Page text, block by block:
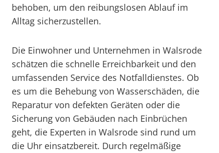
behoben, um den reibungslosen Ablauf im
Alltag sicherzustellen.
Die Einwohner und Unternehmen in Walsrode
schätzen die schnelle Erreichbarkeit und den
umfassenden Service des Notfalldienstes. Ob
es um die Behebung von Wasserschäden, die
Reparatur von defekten Geräten oder die
Sicherung von Gebäuden nach Einbrüchen
geht, die Experten in Walsrode sind rund um
die Uhr einsatzbereit. Durch regelmäßige